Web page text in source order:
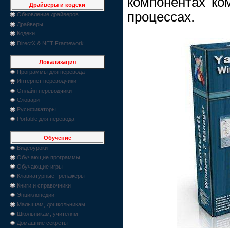
Драйверы и кодеки
Обновление драйверов
Драйверы
Кодеки
DirectX & NET Framework
Локализация
Программы для перевода
Интернет переводчики
Онлайн переводчики
Словари
Русификаторы
Portable для перевода
Обучение
Видеоуроки
Обучающие программы
Обучающие игры
Клавиатурные тренажеры
Книги и справочники
Энциклопедии
Малышам, дошкольникам
Школьникам, учителям
Домашние секреты
процессах.